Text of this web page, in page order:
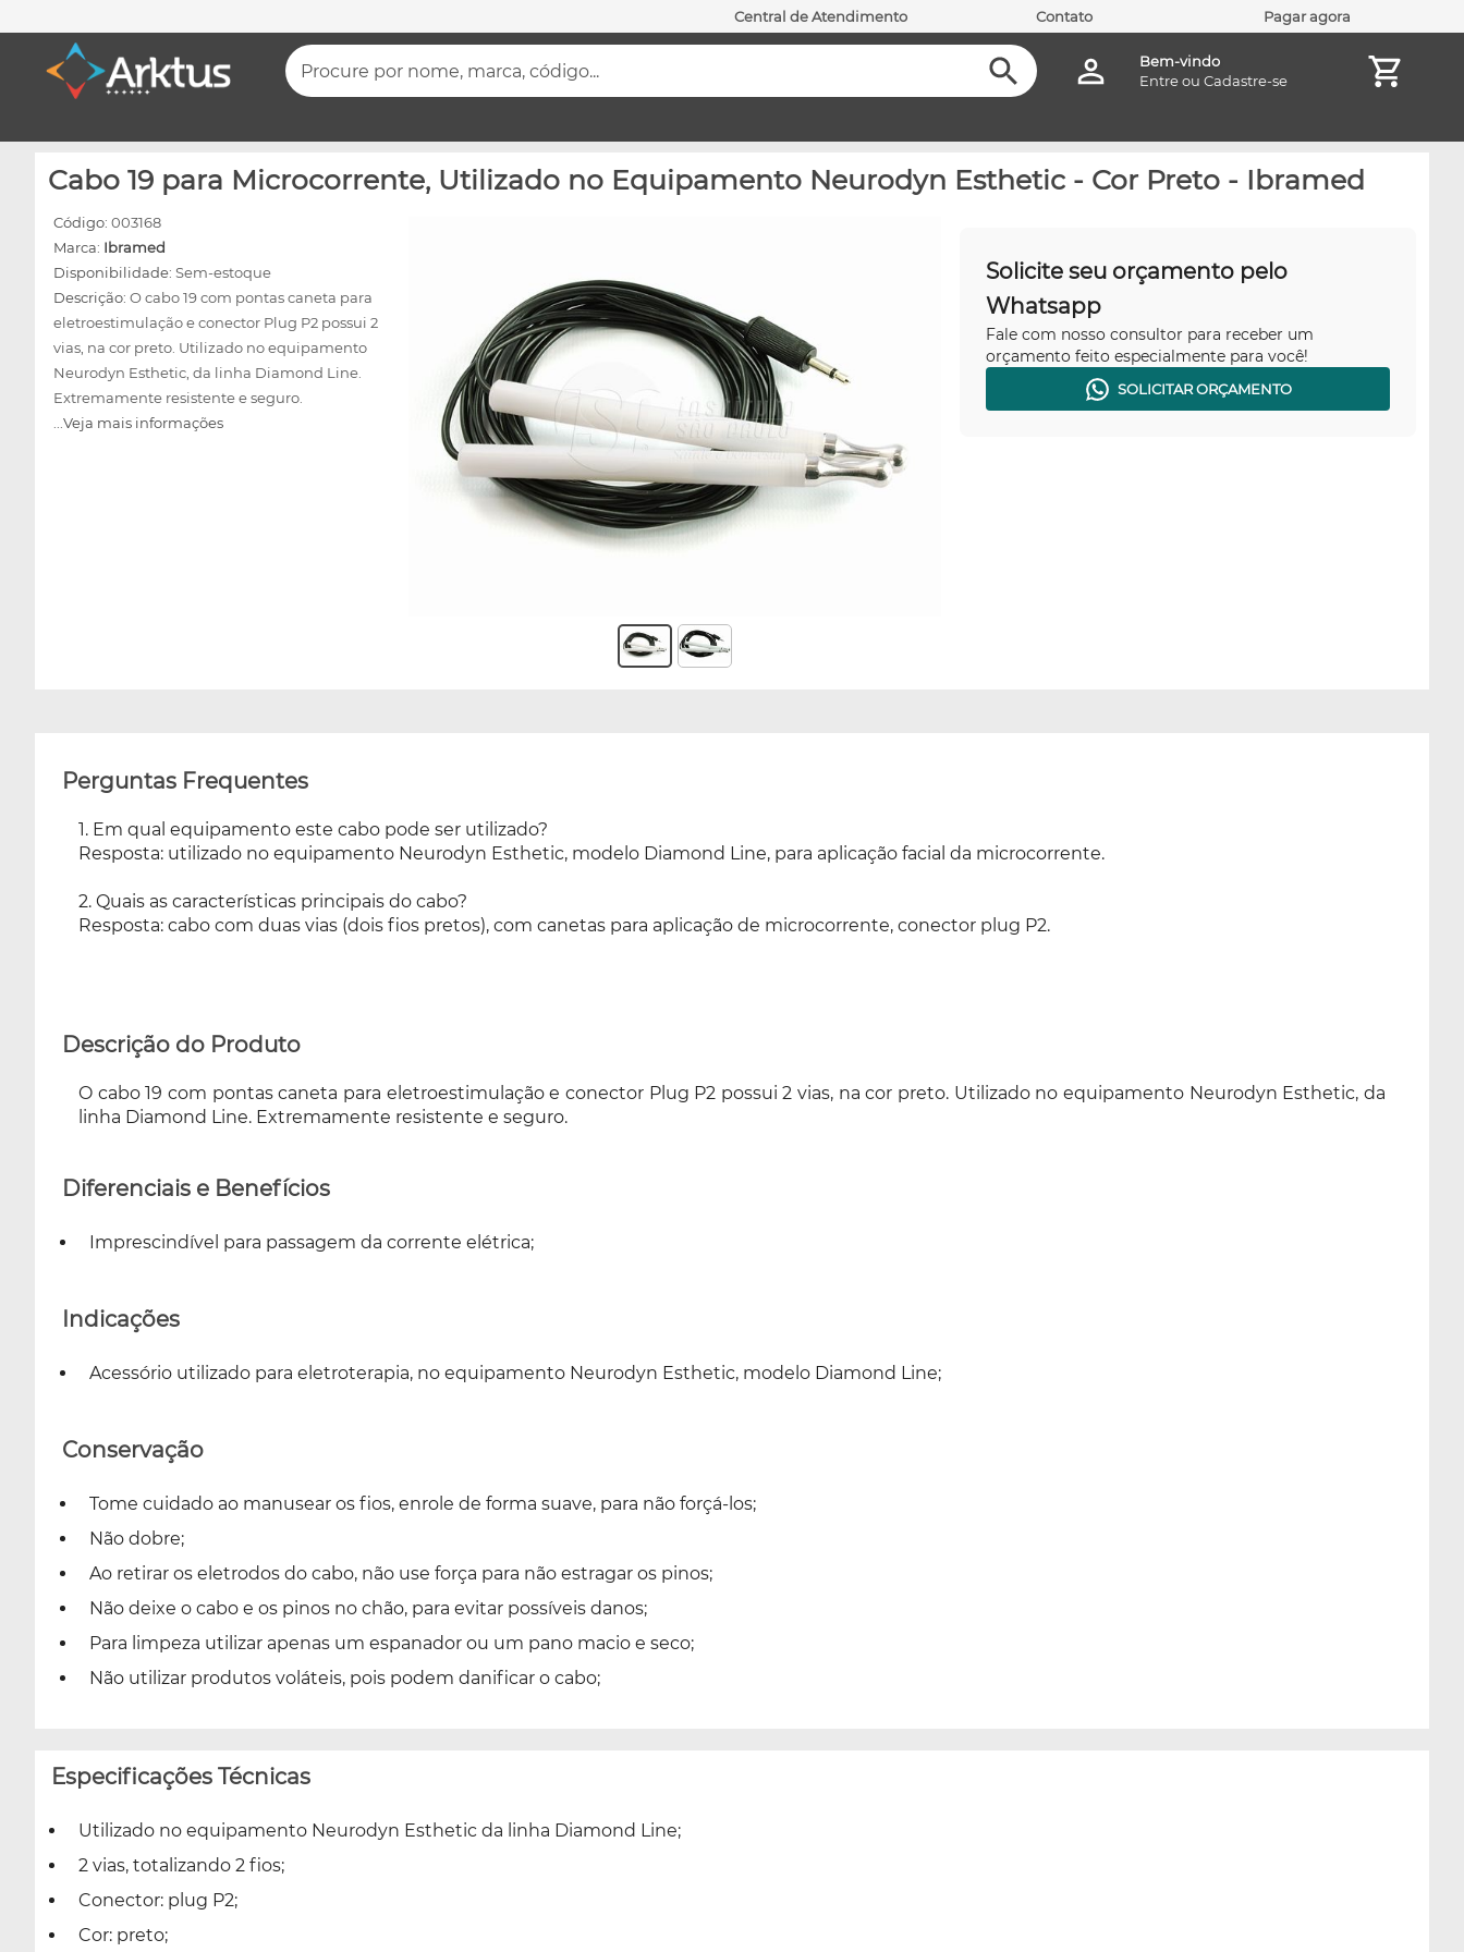
Central de Atendimento Contato Pagar agora
Procure por nome, marca, código...
Bem-vindo
Entreou Cadastre-se
Cabo 19 para Microcorrente, Utilizado no Equipamento Neurodyn Esthetic - Cor Preto - Ibramed
Código: 003168
Marca: Ibramed
Disponibilidade: Sem-estoque
Descrição: O cabo 19 com pontas caneta para
eletroestimulação e conector Plug P2 possui 2
vias, na cor preto. Utilizado no equipamento
Neurodyn Esthetic, da linha Diamond Line.
Extremamente resistente e seguro.
...Veja mais informações
Solicite seu orçamento pelo
Whatsapp
Fale com nosso consultor para receber um
orçamento feito especialmente para você!
SOLICITAR ORÇAMENTO
Perguntas Frequentes
1. Em qual equipamento este cabo pode ser utilizado?
Resposta: utilizado no equipamento Neurodyn Esthetic, modelo Diamond Line, para aplicação facial da microcorrente.
2. Quais as características principais do cabo?
Resposta: cabo com duas vias (dois fios pretos), com canetas para aplicação de microcorrente, conector plug P2.
Descrição do Produto
O cabo 19 com pontas caneta para eletroestimulação e conector Plug P2 possui 2 vias, na cor preto. Utilizado no equipamento Neurodyn Esthetic, da
linha Diamond Line. Extremamente resistente e seguro.
Diferenciais e Benefícios
Imprescindível para passagem da corrente elétrica;
Indicações
Acessório utilizado para eletroterapia, no equipamento Neurodyn Esthetic, modelo Diamond Line;
Conservação
Tome cuidado ao manusear os fios, enrole de forma suave, para não forçá-los;
Não dobre;
Ao retirar os eletrodos do cabo, não use força para não estragar os pinos;
Não deixe o cabo e os pinos no chão, para evitar possíveis danos;
Para limpeza utilizar apenas um espanador ou um pano macio e seco;
Não utilizar produtos voláteis, pois podem danificar o cabo;
Especificações Técnicas
Utilizado no equipamento Neurodyn Esthetic da linha Diamond Line;
2 vias, totalizando 2 fios;
Conector: plug P2;
Cor: preto;